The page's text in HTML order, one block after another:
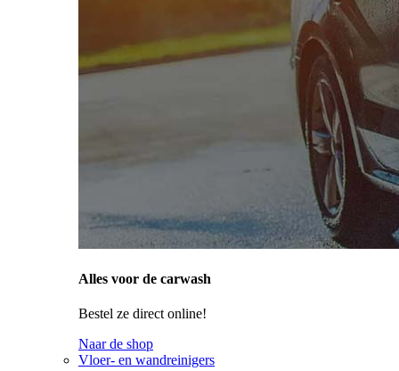
Alles voor de carwash
Bestel ze direct online!
Naar de shop
Vloer- en wandreinigers